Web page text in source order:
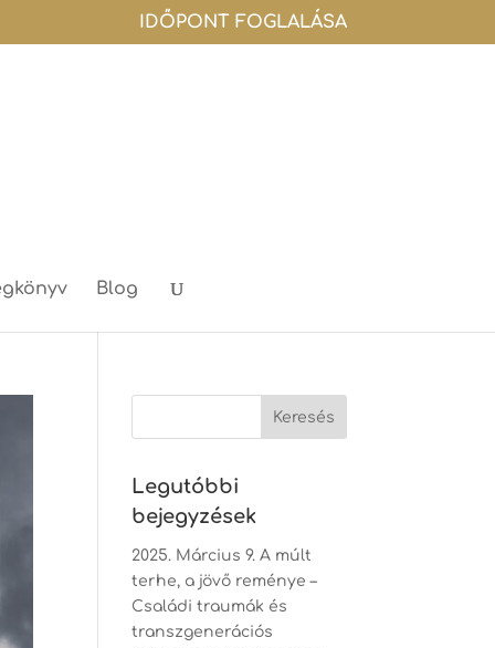
IDŐPONT FOGLALÁSA
Blog
Legutóbbi
bejegyzések
2025. Március 9. A múlt
terhe, a jövő reménye –
Családi traumák és
transzgenerációs